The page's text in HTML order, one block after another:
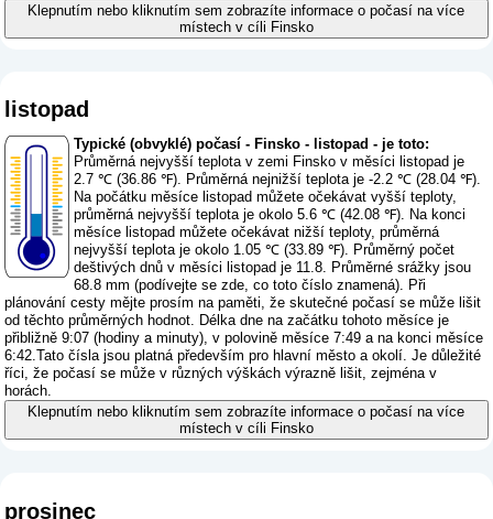
Klepnutím nebo kliknutím sem zobrazíte informace o počasí na více
místech v cíli Finsko
listopad
Typické (obvyklé) počasí - Finsko - listopad - je toto:
Průměrná nejvyšší teplota v zemi Finsko v měsíci listopad je
2.7 ℃ (36.86 ℉). Průměrná nejnižší teplota je -2.2 ℃ (28.04 ℉).
Na počátku měsíce listopad můžete očekávat vyšší teploty,
průměrná nejvyšší teplota je okolo 5.6 ℃ (42.08 ℉). Na konci
měsíce listopad můžete očekávat nižší teploty, průměrná
nejvyšší teplota je okolo 1.05 ℃ (33.89 ℉). Průměrný počet
deštivých dnů v měsíci listopad je 11.8. Průměrné srážky jsou
68.8 mm (podívejte se zde, co toto číslo znamená). Při
plánování cesty mějte prosím na paměti, že skutečné počasí se může lišit
od těchto průměrných hodnot. Délka dne na začátku tohoto měsíce je
přibližně 9:07 (hodiny a minuty), v polovině měsíce 7:49 a na konci měsíce
6:42.Tato čísla jsou platná především pro hlavní město a okolí. Je důležité
říci, že počasí se může v různých výškách výrazně lišit, zejména v
horách.
Klepnutím nebo kliknutím sem zobrazíte informace o počasí na více
místech v cíli Finsko
prosinec